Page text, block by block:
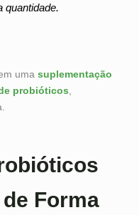
quantidade.
uma suplementação
probióticos
Forma